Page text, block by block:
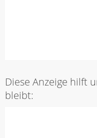
Diese Anzeige hilft
bleibt: